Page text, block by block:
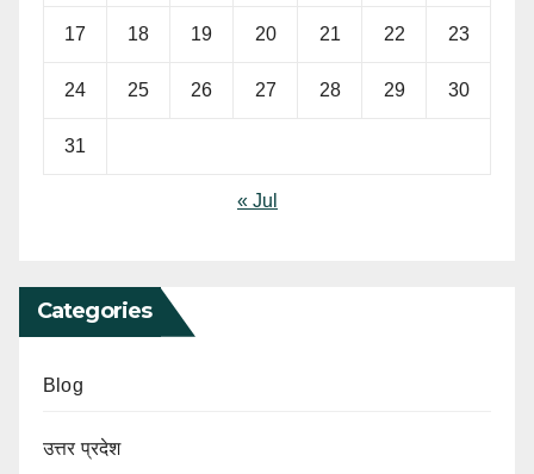
17 18 19 20 21 22 23
24 25 26 27 28 29 30
31
« Jul
Categories
Blog
उत्तर प्रदेश